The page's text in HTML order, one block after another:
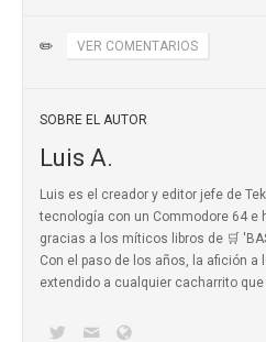
✏️ VER COMENTARIOS
SOBRE EL AUTOR
Luis A.
Luis es el creador y editor jefe de
tecnología con un Commodore 64 e
gracias a los míticos libros de 🛒
Con el paso de los años, la afición a
extendido a cualquier cacharrito que